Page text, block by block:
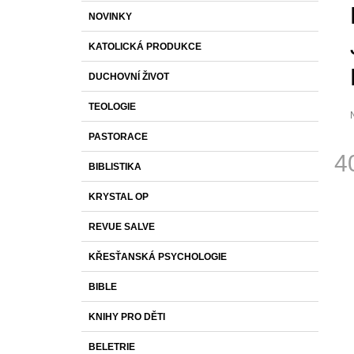
kategorie
K
A
T
E
G
O
R
E
NOVINKY
KATOLICKÁ PRODUKCE
DUCHOVNÍ ŽIVOT
TEOLOGIE
PASTORACE
BIBLISTIKA
KRYSTAL OP
REVUE SALVE
KŘESŤANSKÁ PSYCHOLOGIE
BIBLE
KNIHY PRO DĚTI
BELETRIE